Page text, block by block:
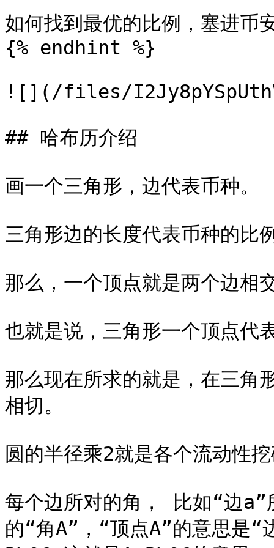
如何找到最优的比例，塞进币
{% endhint %}
![](/files/
## 哈布历介绍
画一个三角形，边代表币种。
三角形边的长度代表币种的比
那么，一个顶点就是两个边相
也就是说，三角形一个顶点代
那么现在所求的就是，在三角
相切。
圆的半径乘2就是各个流动性
每个边所对的角， 比如“边a”
的“角A”，“顶点A”的意思是